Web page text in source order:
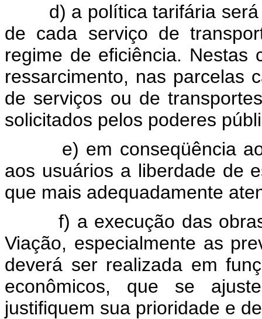
d) a política tarifária
de cada serviço de
regime de eficiência. Nestas
ressarcimento, nas parcelas
de serviços ou de
solicitados pelos poderes
e) em conseqüência
aos usuários a liberdade de
que mais adequadamente
f) a execução das
Viação, especialmente as
deverá ser realizada em
econômicos, que se
justifiquem sua prioridade e